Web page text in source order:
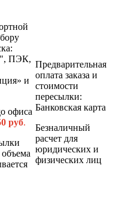
ПЭК,
и
офиса
руб.
объема
Предварительная
оплата заказа и
стоимости
пересылки:
Банковская карта
Безналичный
расчет для
юридических и
физических лиц